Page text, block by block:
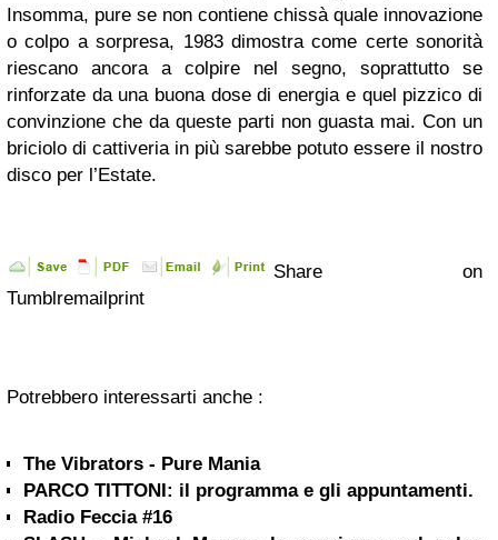
Insomma, pure se non contiene chissà quale innovazione
o colpo a sorpresa, 1983 dimostra come certe sonorità
riescano ancora a colpire nel segno, soprattutto se
rinforzate da una buona dose di energia e quel pizzico di
convinzione che da queste parti non guasta mai. Con un
briciolo di cattiveria in più sarebbe potuto essere il nostro
disco per l’Estate.
Share on
Tumblremailprint
Potrebbero interessarti anche :
The Vibrators - Pure Mania
PARCO TITTONI: il programma e gli appuntamenti.
Radio Feccia #16